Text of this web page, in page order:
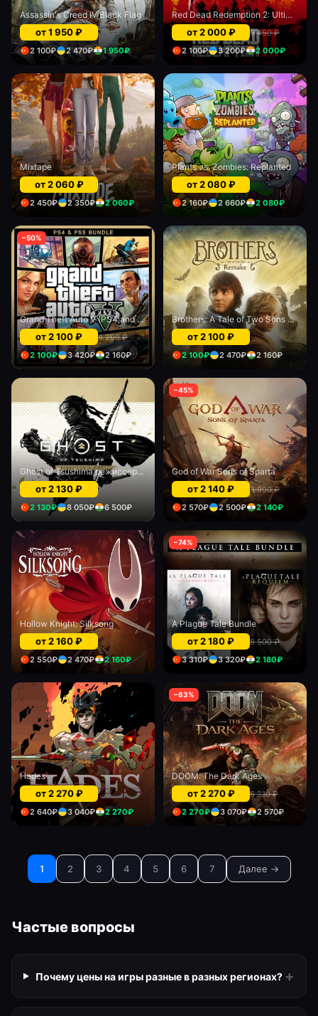
Assassin's Creed IV Black Flag
от1 950₽
2 100₽ 2 470₽ 1 950₽
Red Dead Redemption 2: Ultimate Edition
от2 000₽ 9 450₽
2 100₽ 3 200₽ 2 000₽
Mixtape
от2 060₽
2 450₽ 2 350₽ 2 060₽
Plants vs. Zombies: Replanted
от2 080₽
2 160₽ 2 660₽ 2 080₽
−50%
Grand Theft Auto V (PS4 and PS5)
от2 100₽ 4 200₽
2 100₽ 3 420₽ 2 160₽
Brothers: A Tale of Two Sons Remake
от2 100₽
2 100₽ 2 470₽ 2 160₽
Ghost of Tsushima режиссерская версия (PS Plus)
от2 130₽
2 130₽ 8 050₽ 6 500₽
−45%
God of War Sons of Sparta
от2 140₽ 3 900₽
2 570₽ 2 500₽ 2 140₽
Hollow Knight: Silksong
от2 160₽
2 550₽ 2 470₽ 2 160₽
−74%
A Plague Tale Bundle
от2 180₽ 8 500₽
3 310₽ 3 320₽ 2 180₽
Hades
от2 270₽
2 640₽ 3 040₽ 2 270₽
−63%
DOOM: The Dark Ages
от2 270₽ 6 210₽
2 270₽ 3 070₽ 2 570₽
1 2 3 4 5 6 7 Далее →
Частые вопросы
Почему цены на игры разные в разных регионах? +